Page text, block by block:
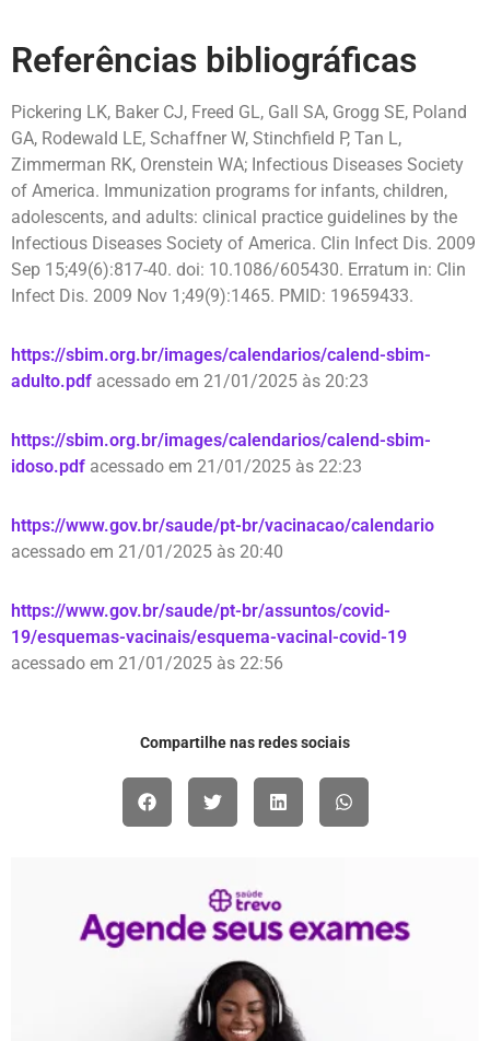
Referências bibliográficas
Pickering LK, Baker CJ, Freed GL, Gall SA, Grogg SE, Poland
GA, Rodewald LE, Schaffner W, Stinchfield P, Tan L,
Zimmerman RK, Orenstein WA; Infectious Diseases Society
of America. Immunization programs for infants, children,
adolescents, and adults: clinical practice guidelines by the
Infectious Diseases Society of America. Clin Infect Dis. 2009
Sep 15;49(6):817-40. doi: 10.1086/605430. Erratum in: Clin
Infect Dis. 2009 Nov 1;49(9):1465. PMID: 19659433.
https://sbim.org.br/images/calendarios/calend-sbim-
adulto.pdf acessado em 21/01/2025 às 20:23
https://sbim.org.br/images/calendarios/calend-sbim-
idoso.pdf acessado em 21/01/2025 às 22:23
https://www.gov.br/saude/pt-br/vacinacao/calendario
acessado em 21/01/2025 às 20:40
https://www.gov.br/saude/pt-br/assuntos/covid-
19/esquemas-vacinais/esquema-vacinal-covid-19
acessado em 21/01/2025 às 22:56
Compartilhe nas redes sociais